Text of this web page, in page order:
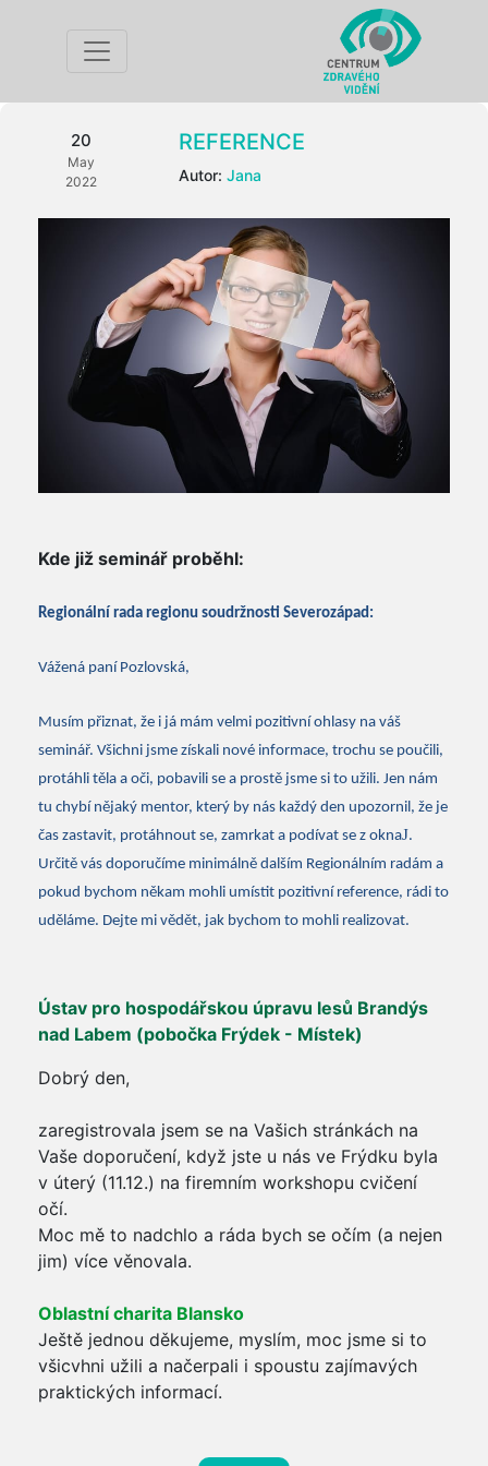
20
May
2022
REFERENCE
Autor:Jana
Kde již seminář proběhl:
Regionální rada regionu soudržnosti Severozápad:
Vážená paní Pozlovská,
Musím přiznat, že i já mám velmi pozitivní ohlasy na váš
seminář. Všichni jsme získali nové informace, trochu se poučili,
protáhli těla a oči, pobavili se a prostě jsme si to užili. Jen nám
tu chybí nějaký mentor, který by nás každý den upozornil, že je
čas zastavit, protáhnout se, zamrkat a podívat se z oknaJ.
Určitě vás doporučíme minimálně dalším Regionálním radám a
pokud bychom někam mohli umístit pozitivní reference, rádi to
uděláme. Dejte mi vědět, jak bychom to mohli realizovat.
Ústav pro hospodářskou úpravu lesů Brandýs
nad Labem (pobočka Frýdek - Místek)
Dobrý den,
zaregistrovala jsem se na Vašich stránkách na
Vaše doporučení, když jste u nás ve Frýdku byla
v úterý (11.12.) na firemním workshopu cvičení
očí.
Moc mě to nadchlo a ráda bych se očím (a nejen
jim) více věnovala.
Oblastní charita Blansko
Ještě jednou děkujeme, myslím, moc jsme si to
všicvhni užili a načerpali i spoustu zajímavých
praktických informací.